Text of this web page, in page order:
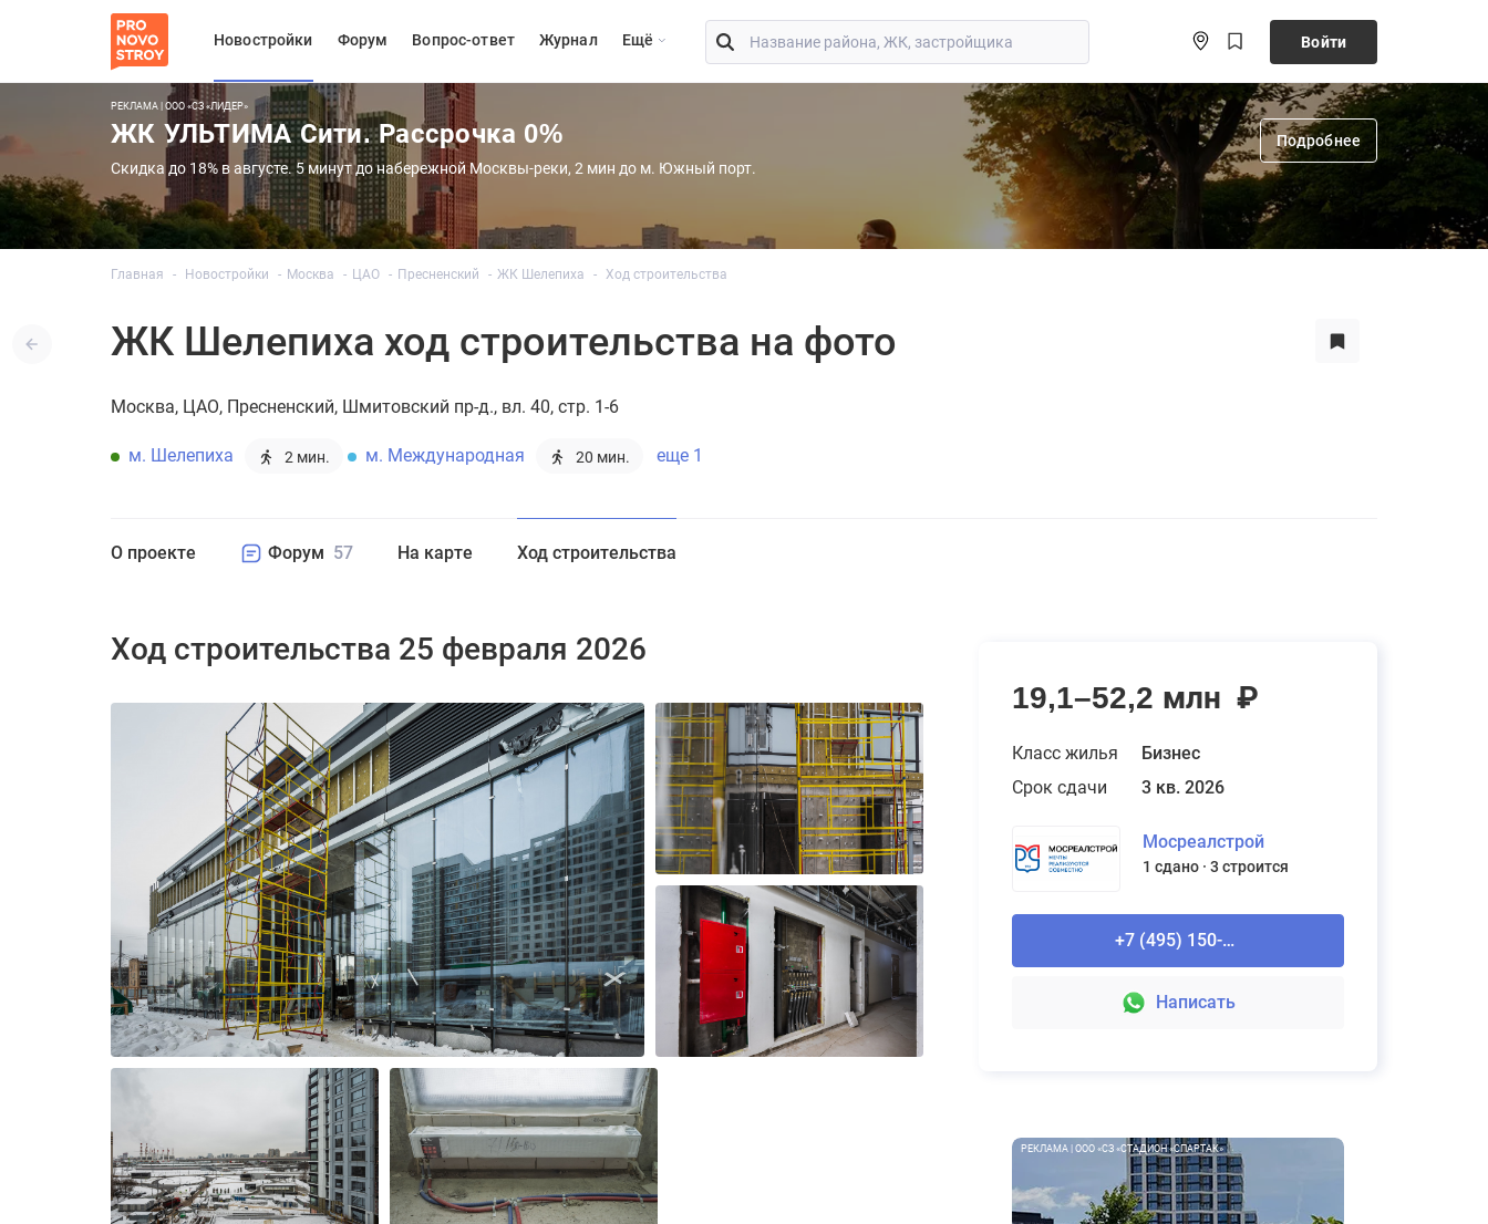
Новостройки Форум Вопрос-ответ Журнал Eщё Войти
РЕКЛАМА | ООО «СЗ «ЛИДЕР»
ЖК УЛЬТИМА Сити. Рассрочка 0%
Скидка до 18% в августе. 5 минут до набережной Москвы-реки, 2 мин до м. Южный порт.
Подробнее
Главная Новостройки Москва ЦАО Пресненский ЖК Шелепиха Ход строительства
ЖК Шелепиха ход строительства на фото
Москва ЦАО Пресненский Шмитовский пр-д., вл. 40, стр. 1-6
м. Шелепиха 2 мин. м. Международная 20 мин. еще 1
О проекте Форум 57 На карте Ход строительства
19,1–52,2 млн ₽
Класс жилья
Бизнес
Срок сдачи
3 кв. 2026
Мосреалстрой
1 сдано 3 строится
+7 (495) 150-90-61
Написать
РЕКЛАМА | ООО «СЗ «СТАДИОН «СПАРТАК»
Ход строительства 25 февраля 2026